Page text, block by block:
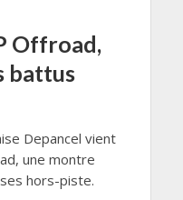
Offroad,
battus
Depancel vient
une montre
hors-piste.